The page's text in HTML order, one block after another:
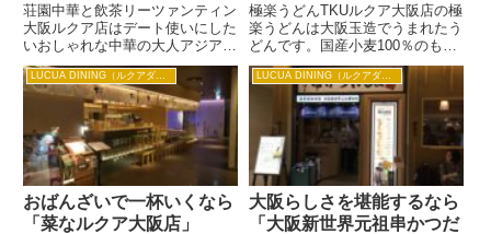
荘園中華と飲茶リーツァンティン
大阪ルクア店はデート使いにした
いおしゃれな中華の大人アジアン
ダイニングです。本場一級点心師
の作る本格飲茶が食べられるとこ
ろがいいところです。まるでリゾ
ートホテルにいるかのような雰囲
気楽しめるので、彼とのデート
の...
極楽うどんTKUルクア大阪店の極
楽うどんは大阪玉造でうまれたう
どんです。国産小麦100％のもち
もちの手打ちうどんに化学調味料
や保存料を使わないおいしいお出
汁がこだわりのうどん屋さんなん
ですよ。 おすすめはなんといっ
てもカレーうどん。てんぷら...
LUCUA DINING（ルクアダイニング）
おばんざいで一杯いくなら
「菜なルクア大阪店」
LUCUA DINING（ルクアダイニング）
大阪らしさを堪能するなら
「大阪新世界元祖串かつだ